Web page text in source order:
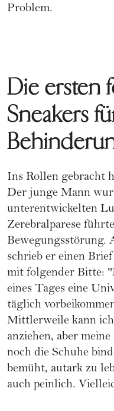
Problem.
Die ersten
Sneakers
Ins Rollen gebracht
Der junge Mann
unterentwickelten
Zerebralparese
Bewegungsstörung.
schrieb er einen
mit folgender Bitte:
eines Tages eine
täglich
Mittlerweile kann
anziehen, aber
noch die Schuhe
bemüht, autark zu
auch peinlich.